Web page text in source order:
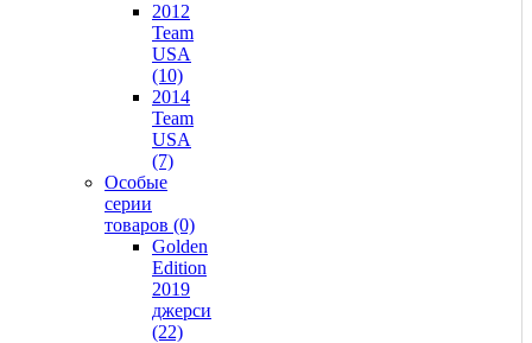
2012
Team
USA
(10)
2014
Team
USA
(7)
Особые
серии
товаров (0)
Golden
Edition
2019
джерси
(22)